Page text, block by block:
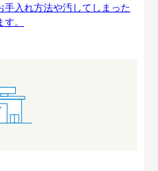
手入れ方法や汚してしまった
。